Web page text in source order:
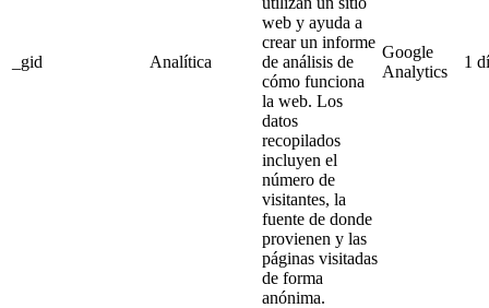
_gid Analítica
web y ayuda a
crear un informe
de análisis de
cómo funciona
la web. Los
datos
recopilados
incluyen el
número de
visitantes, la
fuente de donde
provienen y las
páginas visitadas
de forma
anónima.
Google
Analytics
1